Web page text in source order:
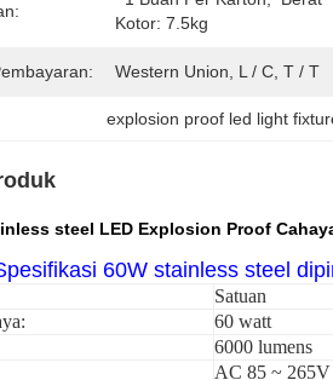
Kotor: 7.5kg
Western Union, L / C, T / T
explosion proof led light
steel LED Explosion Proof
60W stainless steel
Satuan
60 watt
6000 lumens
AC 85 ~ 265V